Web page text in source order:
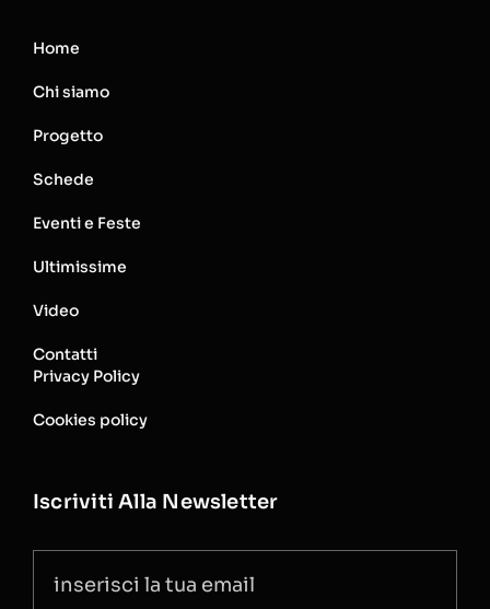
Home
Chi siamo
Progetto
Schede
Eventi e Feste
Ultimissime
Video
Contatti
Privacy Policy
Cookies policy
Iscriviti Alla Newsletter